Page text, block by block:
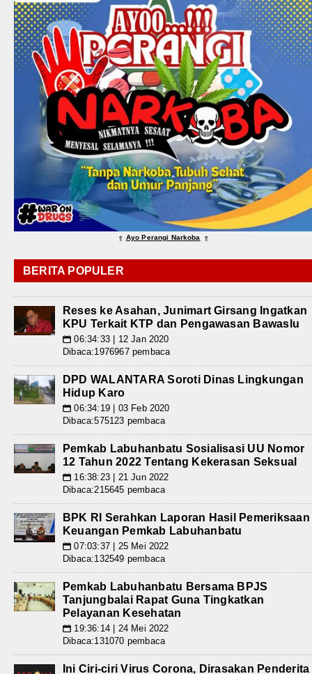
⇑ Ayo Perangi Narkoba ⇑
BERITA POPULER
Reses ke Asahan, Junimart Girsang Ingatkan
KPU Terkait KTP dan Pengawasan Bawaslu
📅 06:34:33 | 12 Jan 2020
Dibaca:1976967 pembaca
DPD WALANTARA Soroti Dinas Lingkungan
Hidup Karo
📅 06:34:19 | 03 Feb 2020
Dibaca:575123 pembaca
Pemkab Labuhanbatu Sosialisasi UU Nomor
12 Tahun 2022 Tentang Kekerasan Seksual
📅 16:38:23 | 21 Jun 2022
Dibaca:215645 pembaca
BPK RI Serahkan Laporan Hasil Pemeriksaan
Keuangan Pemkab Labuhanbatu
📅 07:03:37 | 25 Mei 2022
Dibaca:132549 pembaca
Pemkab Labuhanbatu Bersama BPJS
Tanjungbalai Rapat Guna Tingkatkan
Pelayanan Kesehatan
📅 19:36:14 | 24 Mei 2022
Dibaca:131070 pembaca
Ini Ciri-ciri Virus Corona, Dirasakan Penderita